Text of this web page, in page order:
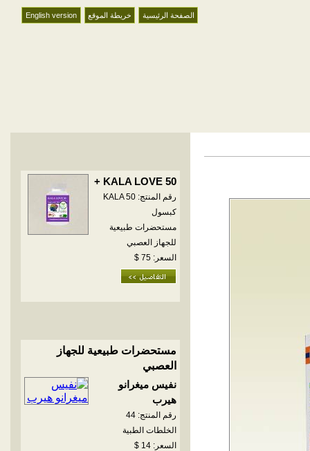
الصفحة الرئيسية خريطة الموقع English version
KALA LOVE 50 +
رقم المنتج: KALA 50
كبسول
مستحضرات طبيعية
للجهاز العصبي
السعر: 75 $
مستحضرات طبيعية للجهاز
العصبي
نفيس ميغرانو
هيرب
رقم المنتج: 44
الخلطات الطبية
السعر: 14 $